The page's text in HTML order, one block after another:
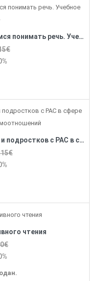
Увлекательная логопедия. Учимся понимать речь. Учебное пособие
Программа просвещения детей и подростков с РАС в сфере сексуальности и взаимоотношений
чтения